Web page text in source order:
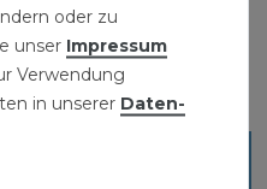
oder zu
unser Impressum
Verwendung
in unserer Daten­